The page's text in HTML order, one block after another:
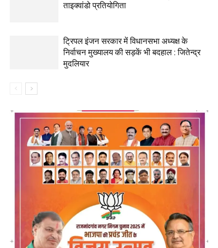
ताइक्वांडो प्रतियोगिता
ट्रिपल इंजन सरकार में विधानसभा अध्यक्ष के
निर्वाचन मुख्यालय की सड़कें भी बदहाल : जितेन्द्र
मुदलियार